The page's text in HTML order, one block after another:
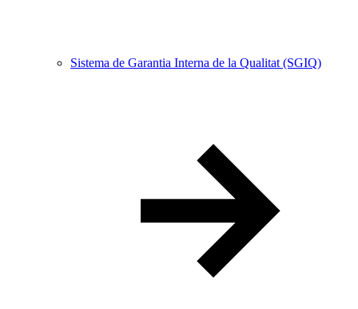
Sistema de Garantia Interna de la Qualitat (SGIQ)